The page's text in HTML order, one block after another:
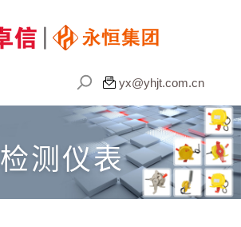
 yx@yhjt.com.cn
检测仪表